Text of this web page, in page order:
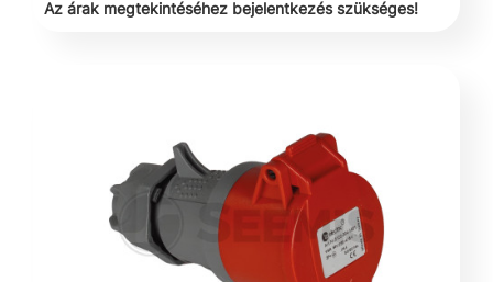
Az árak megtekintéséhez bejelentkezés szükséges!